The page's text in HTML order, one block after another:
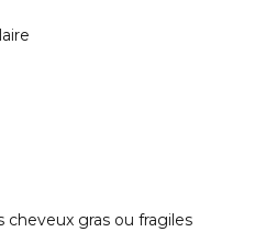
cheveux gras ou fragiles